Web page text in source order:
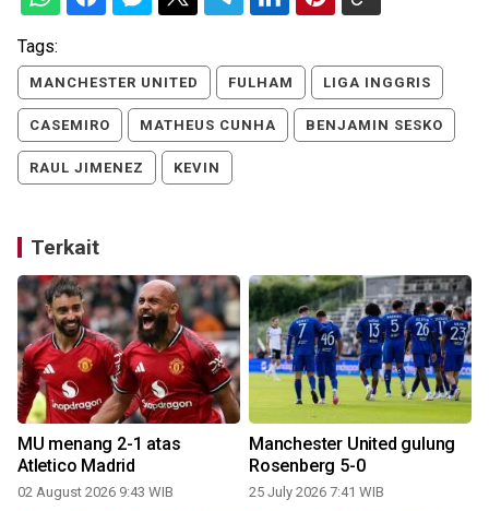
Tags:
MANCHESTER UNITED FULHAM LIGA INGGRIS
CASEMIRO MATHEUS CUNHA BENJAMIN SESKO
RAUL JIMENEZ KEVIN
Terkait
MU menang 2-1 atas
Atletico Madrid
02 August 2026 9:43 WIB
Manchester United gulung
Rosenberg 5-0
25 July 2026 7:41 WIB